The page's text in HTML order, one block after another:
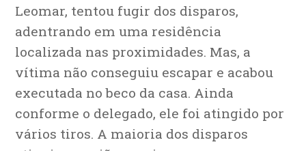
Leomar, tentou fugir dos disparos,
adentrando em uma residência
localizada nas proximidades. Mas, a
vítima não conseguiu escapar e acabou
executada no beco da casa. Ainda
conforme o delegado, ele foi atingido por
vários tiros. A maioria dos disparos